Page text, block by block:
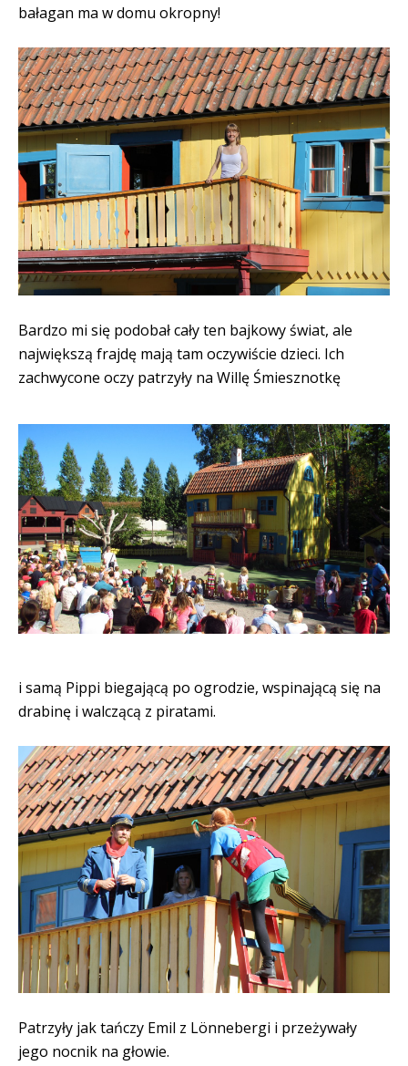
bałagan ma w domu okropny!
Bardzo mi się podobał cały ten bajkowy świat, ale
największą frajdę mają tam oczywiście dzieci. Ich
zachwycone oczy patrzyły na Willę Śmiesznotkę
i samą Pippi biegającą po ogrodzie, wspinającą się na
drabinę i walczącą z piratami.
Patrzyły jak tańczy Emil z Lönnebergi i przeżywały
jego nocnik na głowie.